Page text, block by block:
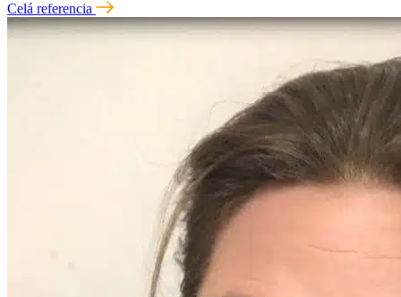
Celá referencia